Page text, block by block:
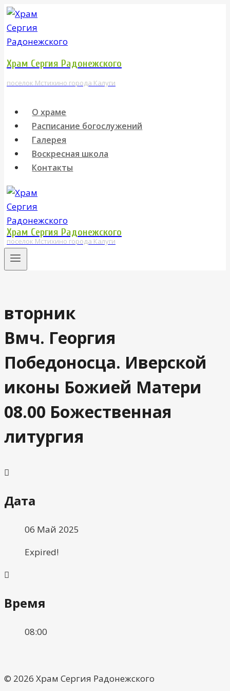
Перейти
к
содержимому
Храм Сергия Радонежского
поселок Мстихино города Калуги
О храме
Расписание богослужений
Галерея
Воскресная школа
Контакты
Храм Сергия Радонежского
поселок Мстихино города Калуги
вторник
Вмч. Георгия
Победоносца. Иверской
иконы Божией Матери
08.00 Божественная
литургия
Дата
06 Май 2025
Expired!
Время
08:00
© 2026 Храм Сергия Радонежского